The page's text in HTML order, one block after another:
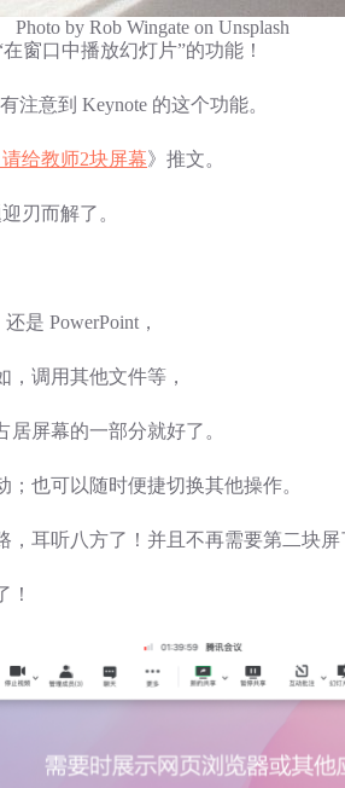
Photo by Rob Wingate on Unsplash
窗口中播放幻灯片”的功能！
注意到 Keynote 的这个功能。
给教师2块屏幕》推文。
刃而解了。
是 PowerPoint，
调用其他文件等，
屏幕的一部分就好了。
也可以随时便捷切换其他操作。
耳听八方了！并且不再需要第二块屏
！